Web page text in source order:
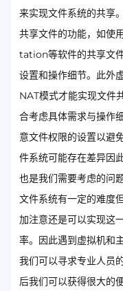
来实现文件系统的共享
共享文件的功能，如
tation等软件的共享文
设置和操作细节。此外
NAT模式才能实现文件
合考虑具体需求与操作
意文件权限的设置以避
件系统可能存在差异因
也是我们需要考虑的问
文件系统有一定的难度
加注意还是可以实现这
率。因此遇到虚拟机和
我们可以寻求专业人员
后我们可以获得很大的